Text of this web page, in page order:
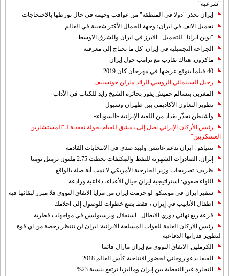
"شرعية"
إيران تحذر "دولا في المنطقة" من عواقب وخيمة في حال تورطها بالاحتجاجات
تجميل الانف في ايران؛ وجهة الجمال الأكثر شعبية في العالم
"نوين ايرانا" للتجميل ..الابرز في ايران والشرق الاوسط
الجراحة التجميلية في إيران: كل ما تحتاج إلى معرفته
ماكرون: هناك تقارب مع ترامب حول إيران
40 فيلما يتوقع عرضها في مهرجان كان 2019
رحيل السينمائي الروسي الرائد مارلن خوتسييف
المغربي بنسالم حميش يفوز بجائزة الشيخ زايد للكتاب في الآداب
تطوير التعاون الأكاديمي بين طهران وسيول
واشنطن تحذّر بغداد من اللعبة الإيرانية «السوداء»
رئيس الأركان الإيراني يصل إلى دمشق للقيام بجولة تفقدية لـ"المستشارين
العسكريين"
نتنياهو : ايران تدعم غانتس ولبيد ضدي في الانتخابات القادمة
إيران: الصادرات الشهریة للنفط والمكثفات تخطت 2.75 مليون برميل يوميا
ظريف: تصريحات وزير الخارجية الأمريكي لا تمت أية صلة بالواقع
اللواء صفوي: استراتيجية ايران حيال الأعداء، دفاعية ورادعة
سفير ايران في موسكو: لو حرمت ايران من مزايا الاتفاق النووي فلا مبرر لبقائها فيه
اطفال الأنابيب في إيران ، فقط بضع خطوات للوصول إلى احلامك
قرعة ربع نهائي دوري الابطال.. استقلال وبرسبوليس في مواجهات قطرية
رئيس الاركان العامة للقوات المسلحة الايرانية: ايران لن تنتظر رخصة من اي قوة
لتطوير قدراتها الدفاعية
الكرملين: الاتفاق النووي مع إيران مازال قائما
الفيفا يدعو روحاني لحضور افتتاحية كأس العالم 2018
التجارة غیر النفطیة بین إیران ومالیزیا ترتفع بنسبة 23%